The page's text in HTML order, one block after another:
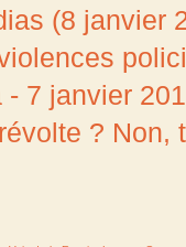
(8 janvier
- 7 janvier
? Non,